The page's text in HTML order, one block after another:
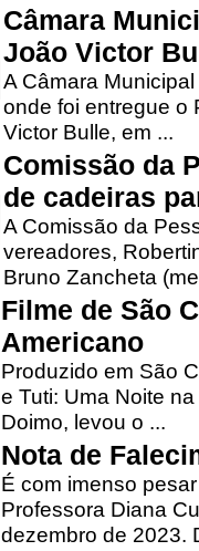
Câmara
João Victor
A Câmara
onde foi entregue o
Victor Bulle, em ...
Comissão da
de cadeiras
A Comissão da
vereadores,
Bruno Zancheta
Filme de São
Americano
Produzido em São
e Tuti: Uma Noite
Doimo, levou o ...
Nota de
É com imenso
Professora Diana
dezembro de 2023.